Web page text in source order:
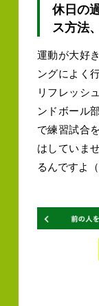
休日の
ス方法
運動が大好
ングによく
リフレッシ
ンドボール
で練習試合
はしていま
るんですよ（